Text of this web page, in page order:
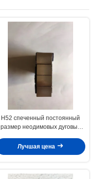
Н52 спеченный постоянный
размер неодимовых дуговых
изготовленный на заказ
Лучшая цена